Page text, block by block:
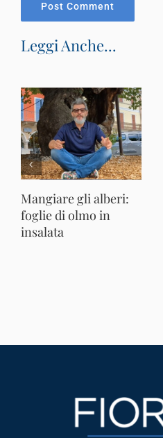
Leggi Anche...
Mangiare gli alberi:
foglie di olmo in
insalata